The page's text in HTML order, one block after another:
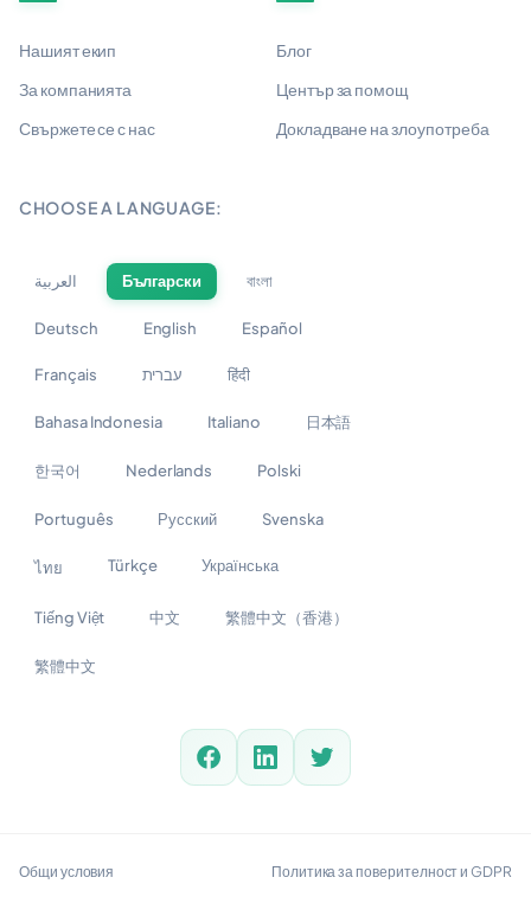
Нашият екип
За компанията
Свържете се с нас
Блог
Център за помощ
Докладване на злоупотреба
CHOOSE A LANGUAGE:
العربية Български বাংলা
Deutsch English Español
Français עברית हिंदी
Bahasa Indonesia Italiano 日本語
한국어 Nederlands Polski
Português Русский Svenska
ไทย Türkçe Українська
Tiếng Việt 中文 繁體中文（香港）
繁體中文
Общи условия Политика за поверителност и GDPR